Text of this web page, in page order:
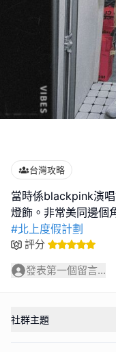
台灣攻略
當時係blackpink演
#北上度假計劃
評分
發表第一個留言...
社群主題